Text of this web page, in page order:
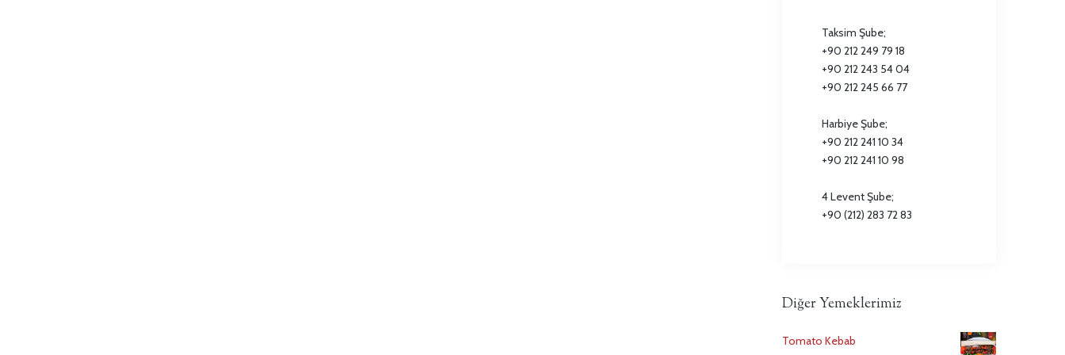
Taksim Şube;
+90 212 249 79 18
+90 212 243 54 04
+90 212 245 66 77
Harbiye Şube;
+90 212 241 10 34
+90 212 241 10 98
4 Levent Şube;
+90 (212) 283 72 83
Diğer Yemeklerimiz
Tomato Kebab